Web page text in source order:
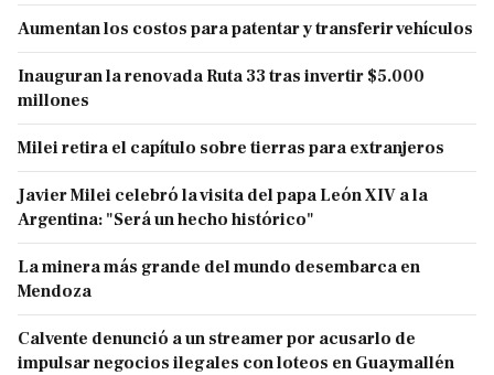
Aumentan los costos para patentar y transferir vehículos
Inauguran la renovada Ruta 33 tras invertir $5.000
millones
Milei retira el capítulo sobre tierras para extranjeros
Javier Milei celebró la visita del papa León XIV a la
Argentina: "Será un hecho histórico"
La minera más grande del mundo desembarca en
Mendoza
Calvente denunció a un streamer por acusarlo de
impulsar negocios ilegales con loteos en Guaymallén